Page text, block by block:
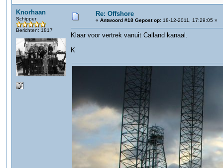
Knorhaan
Schipper
Berichten: 1817
Re: Offshore
« Antwoord #18 Gepost op: 18-12-2011, 17:29:05 »
Klaar voor vertrek vanuit Calland kanaal.
K